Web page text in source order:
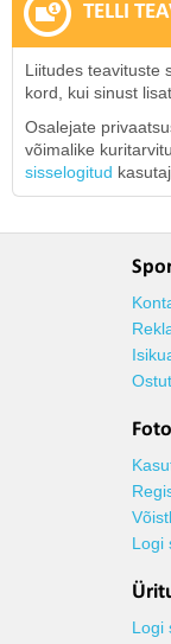
TELLI
Liitudes teavituste
kord, kui sinust
Osalejate
võimalike
sisselogitud
Logi
Logi